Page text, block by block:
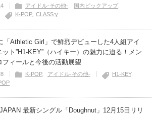
アイドル-その他-
国内ピックアップ
K-POP CLASS:y
「Athletic Girl」で鮮烈デビューした4人組アイ
ット”H1-KEY”（ハイキー）の魅力に迫る！メン
フィールと今後の活動展望
K-POP アイドル-その他-
H1-KEY
最新シングル「Doughnut」12月15日リリ